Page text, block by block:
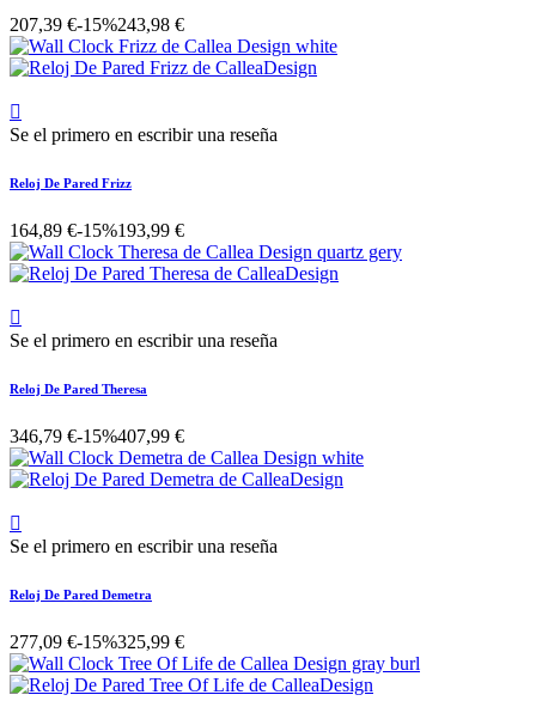
207,39 €-15%243,98 €

Se el primero en escribir una reseña
Reloj De Pared Frizz
164,89 €-15%193,99 €

Se el primero en escribir una reseña
Reloj De Pared Theresa
346,79 €-15%407,99 €

Se el primero en escribir una reseña
Reloj De Pared Demetra
277,09 €-15%325,99 €